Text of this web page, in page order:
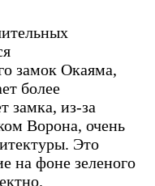
замок Окаяма,
более
замка, из-за
Ворона, очень
Это
на фоне зеленого